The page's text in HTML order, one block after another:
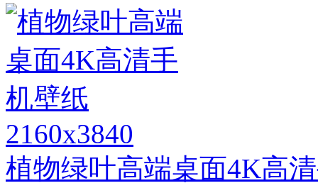
2160x3840
植物绿叶高端桌面4K高